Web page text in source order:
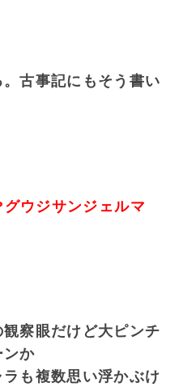
古事記にもそう書い
ウジサンジェルマ
察眼だけど大ピンチ
か
も複数思い浮かぶけ